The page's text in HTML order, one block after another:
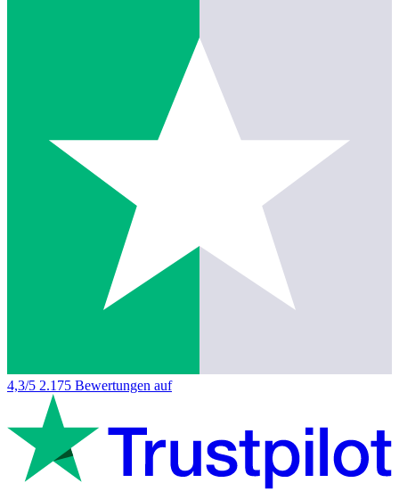
4,3/5 2.175 Bewertungen auf